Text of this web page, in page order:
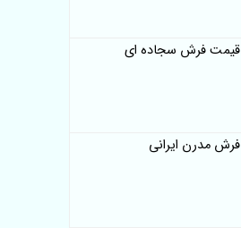
قیمت فرش سجاده ای
فرش مدرن ایرانی